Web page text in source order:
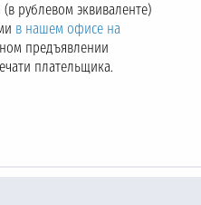
рублевом эквиваленте)
в нашем офисе на
предъявлении
плательщика.